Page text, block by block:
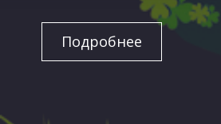
Подробнее